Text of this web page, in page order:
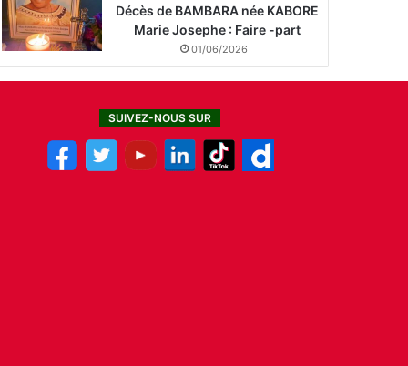
Décès de BAMBARA née KABORE
Marie Josephe : Faire -part
01/06/2026
SUIVEZ-NOUS SUR